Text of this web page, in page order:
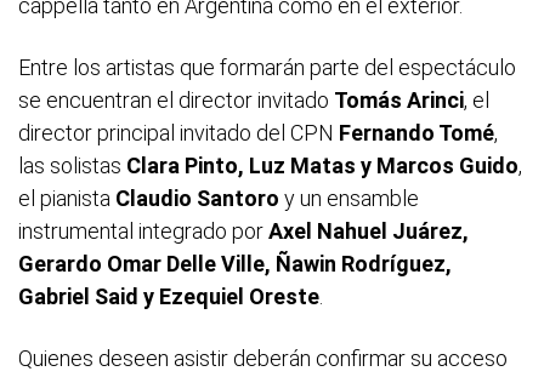
cappella tanto en Argentina como en el exterior.
Entre los artistas que formarán parte del espectáculo
se encuentran el director invitado Tomás Arinci, el
director principal invitado del CPN Fernando Tomé,
las solistas Clara Pinto, Luz Matas y Marcos Guido,
el pianista Claudio Santoro y un ensamble
instrumental integrado porAxel Nahuel Juárez,
Gerardo Omar Delle Ville, Ñawin Rodríguez,
Gabriel Said y Ezequiel Oreste
Quienes deseen asistir deberán confirmar su acceso